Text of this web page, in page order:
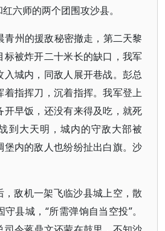
六师的两个团围攻沙县。
青州的援敌秘密撤走，第二天黎
标被炸开二十米长的缺口，我军
城内，同敌人展开巷战。彭总
着指挥刀，沉着指挥。我军登上
开早饭，还没有来得及吃，就死
到大天明，城内的守敌大部被
堡内的敌人也纷纷扯出白旗。沙
，敌机一架飞临沙县城上空，散
县城，“所需弹饷自当空投”。